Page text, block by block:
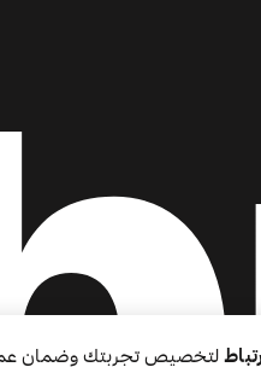
لتخصيص تجربتك وضمان